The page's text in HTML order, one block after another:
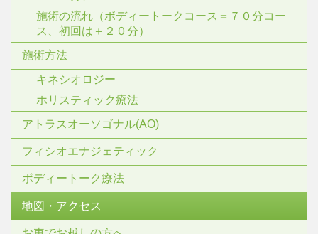
施術の流れ（ボディートークコース＝７０分コー
ス、初回は＋２０分）
施術方法
キネシオロジー
ホリスティック療法
アトラスオーソゴナル(AO)
フィシオエナジェティック
ボディートーク療法
地図・アクセス